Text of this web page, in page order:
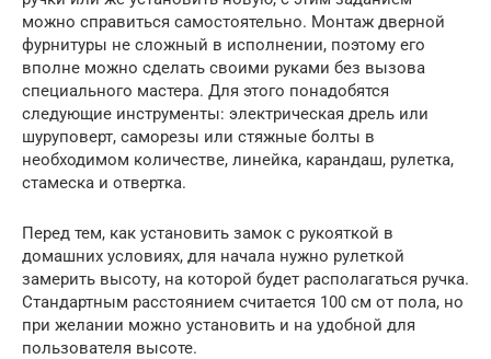
можно справиться самостоятельно. Монтаж дверной
фурнитуры не сложный в исполнении, поэтому его
вполне можно сделать своими руками без вызова
специального мастера. Для этого понадобятся
следующие инструменты: электрическая дрель или
шуруповерт, саморезы или стяжные болты в
необходимом количестве, линейка, карандаш, рулетка,
стамеска и отвертка.
Перед тем, как установить замок с рукояткой в
домашних условиях, для начала нужно рулеткой
замерить высоту, на которой будет располагаться ручка.
Стандартным расстоянием считается 100 см от пола, но
при желании можно установить и на удобной для
пользователя высоте.